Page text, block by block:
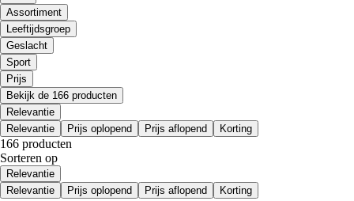
Assortiment
Leeftijdsgroep
Geslacht
Sport
Prijs
Bekijk de 166 producten
Relevantie
Relevantie
Prijs oplopend Prijs aflopend Korting
166 producten
Sorteren op
Relevantie
Relevantie
Prijs oplopend Prijs aflopend Korting